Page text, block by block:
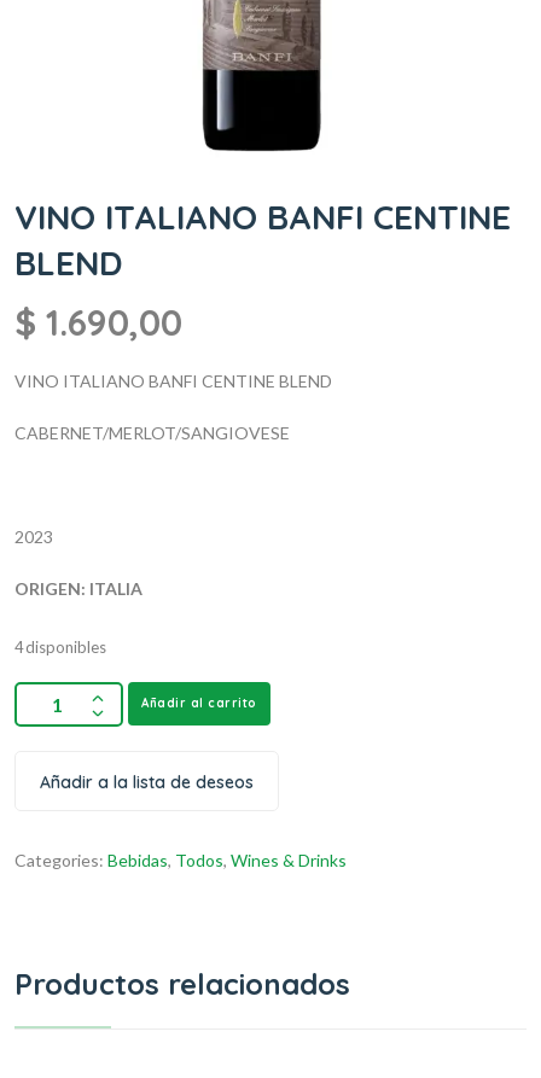
VINO ITALIANO BANFI CENTINE
BLEND
$ 1.690,00
VINO ITALIANO BANFI CENTINE BLEND
CABERNET/MERLOT/SANGIOVESE
2023
ORIGEN: ITALIA
4 disponibles
Añadir al carrito
Añadir a la lista de deseos
Categories: Bebidas, Todos, Wines & Drinks
Productos relacionados